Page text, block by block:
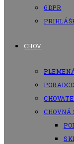
GDPR
CHOV
CHOVNÁ